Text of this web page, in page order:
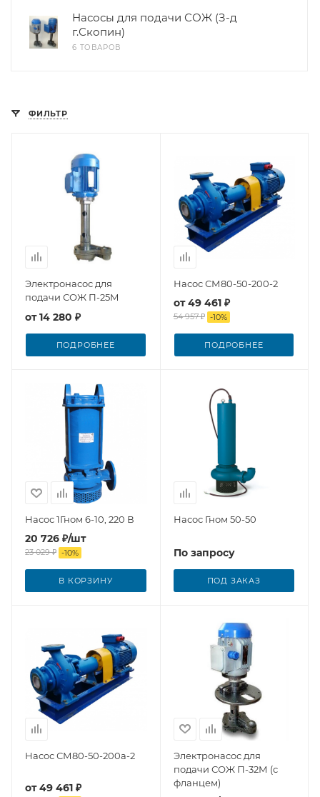
Насосы для подачи СОЖ (З-д
г.Скопин)
6 ТОВАРОВ
ФИЛЬТР
Электронасос для
подачи СОЖ П-25М
от14 280 ₽
ПОДРОБНЕЕ
Насос СМ80-50-200-2
от49 461 ₽
54 957 ₽ -10%
ПОДРОБНЕЕ
Насос 1Гном 6-10, 220 В
20 726 ₽/шт
23 029₽ -10%
В КОРЗИНУ
Насос Гном 50-50
По запросу
ПОД ЗАКАЗ
Насос СМ80-50-200а-2
от49 461 ₽
Электронасос для
подачи СОЖ П-32М (с
фланцем)